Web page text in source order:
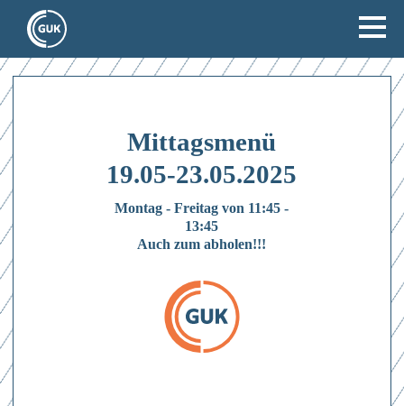
Mittagsmenü
19.05-23.05.2025
Montag - Freitag von 11:45 -
13:45
Auch zum abholen!!!